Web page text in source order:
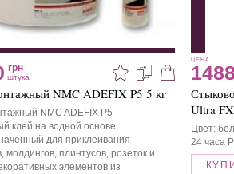
грн
штука
NMC ADEFIX P5 5 кг
NMC ADEFIX P5 —
клей на водной основе,
для приклеивания
молдингов, плинтусов, розеток и
элементов из
ЦЕНА
Ultra
Цвет:
24 часа